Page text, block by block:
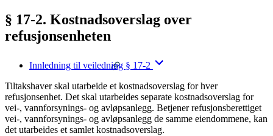
§ 17-2. Kostnadsoverslag over
refusjonsenheten
Innledning til veiledning § 17-2
Tiltakshaver skal utarbeide et kostnadsoverslag for hver
refusjonsenhet. Det skal utarbeides separate kostnadsoverslag for
vei-, vannforsynings- og avløpsanlegg. Betjener refusjonsberettiget
vei-, vannforsynings- og avløpsanlegg de samme eiendommene, kan
det utarbeides et samlet kostnadsoverslag.